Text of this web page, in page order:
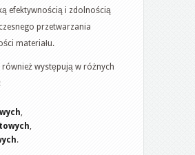
efektywnością i zdolnością
przetwarzania
materiału.
również występują w różnych
,
,
.